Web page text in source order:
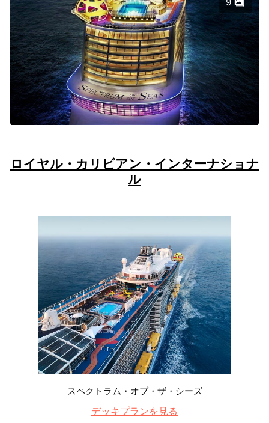
ロイヤル・カリビアン・インターナショナ
ル
スペクトラム・オブ・ザ・シーズ
デッキプランを見る